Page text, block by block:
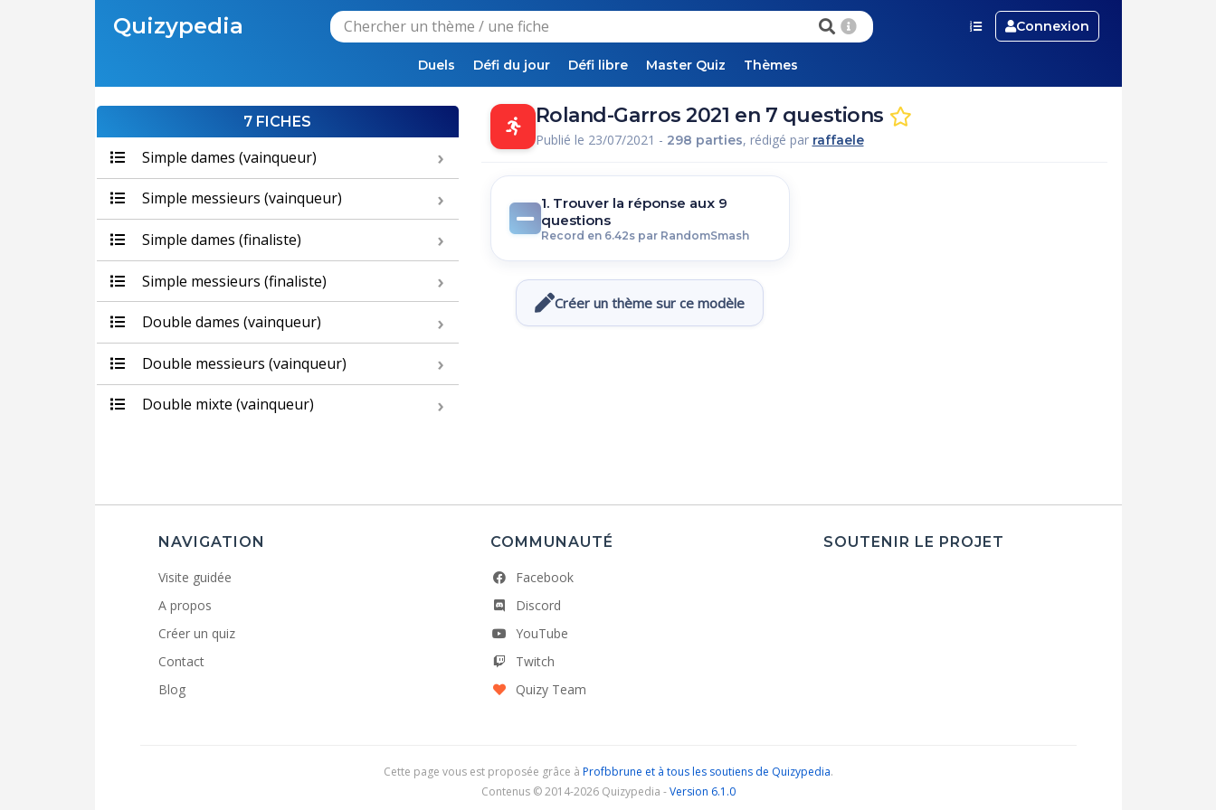
Quizypedia Connexion
Duels Défi du jour Défi libre Master Quiz Thèmes
7 FICHES
Simple dames (vainqueur)
Simple messieurs (vainqueur)
Simple dames (finaliste)
Simple messieurs (finaliste)
Double dames (vainqueur)
Double messieurs (vainqueur)
Double mixte (vainqueur)
Roland-Garros 2021 en 7 questions
Publié le 23/07/2021 - 298 parties, rédigé par raffaele
1. Trouver la réponse aux 9
questions
Record en 6.42s par RandomSmash
Créer un thème sur ce modèle
NAVIGATION
Visite guidée
A propos
Créer un quiz
Contact
Blog
COMMUNAUTÉ
Facebook
Discord
YouTube
Twitch
Quizy Team
SOUTENIR LE PROJET
Cette page vous est proposée grâce à Profbbrune et à tous les soutiens de Quizypedia.
Contenus © 2014-2026 Quizypedia -Version 6.1.0